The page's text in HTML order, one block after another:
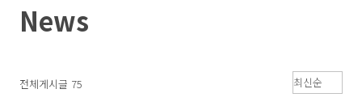
SkipNews
전체게시글 75